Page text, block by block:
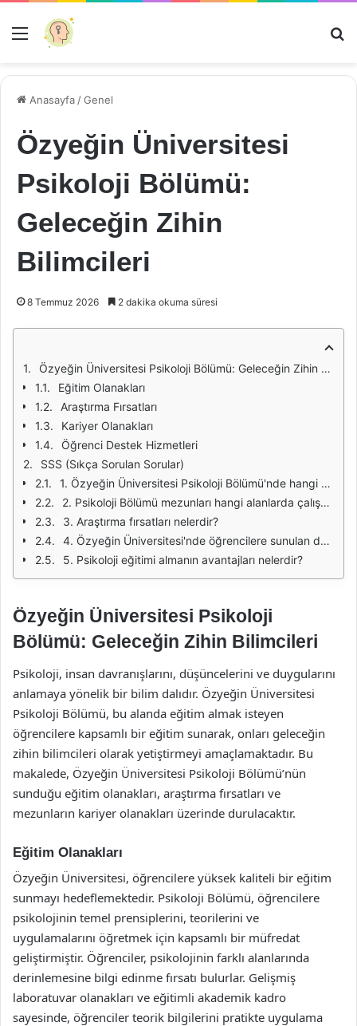
Menü
Anasayfa /Genel
Özyeğin Üniversitesi
Psikoloji Bölümü:
Geleceğin Zihin
Bilimcileri
8 Temmuz 2026 2 dakika okuma süresi
Özyeğin Üniversitesi Psikoloji Bölümü: Geleceğin Zihin Bilimcileri
Eğitim Olanakları
Araştırma Fırsatları
Kariyer Olanakları
Öğrenci Destek Hizmetleri
SSS (Sıkça Sorulan Sorular)
1. Özyeğin Üniversitesi Psikoloji Bölümü'nde hangi konular üzerinde eğitim verilmektedir?
2. Psikoloji Bölümü mezunları hangi alanlarda çalışabilir?
3. Araştırma fırsatları nelerdir?
4. Özyeğin Üniversitesi'nde öğrencilere sunulan destek hizmetleri nelerdir?
5. Psikoloji eğitimi almanın avantajları nelerdir?
Özyeğin Üniversitesi Psikoloji
Bölümü: Geleceğin Zihin Bilimcileri
Psikoloji, insan davranışlarını, düşüncelerini ve duygularını
anlamaya yönelik bir bilim dalıdır. Özyeğin Üniversitesi
Psikoloji Bölümü, bu alanda eğitim almak isteyen
öğrencilere kapsamlı bir eğitim sunarak, onları geleceğin
zihin bilimcileri olarak yetiştirmeyi amaçlamaktadır. Bu
makalede, Özyeğin Üniversitesi Psikoloji Bölümü’nün
sunduğu eğitim olanakları, araştırma fırsatları ve
mezunların kariyer olanakları üzerinde durulacaktır.
Eğitim Olanakları
Özyeğin Üniversitesi, öğrencilere yüksek kaliteli bir eğitim
sunmayı hedeflemektedir. Psikoloji Bölümü, öğrencilere
psikolojinin temel prensiplerini, teorilerini ve
uygulamalarını öğretmek için kapsamlı bir müfredat
geliştirmiştir. Öğrenciler, psikolojinin farklı alanlarında
derinlemesine bilgi edinme fırsatı bulurlar. Gelişmiş
laboratuvar olanakları ve eğitimli akademik kadro
sayesinde, öğrenciler teorik bilgilerini pratikte uygulama